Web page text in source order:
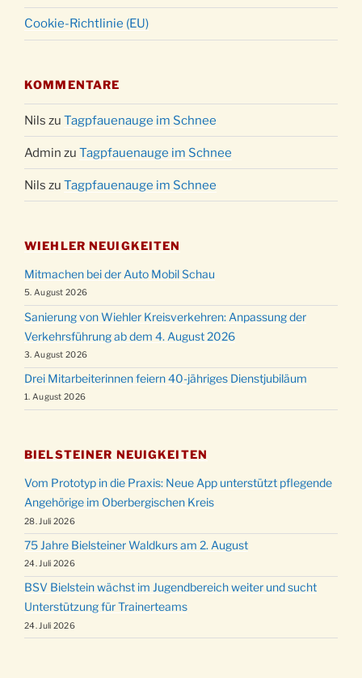
Cookie-Richtlinie (EU)
KOMMENTARE
Nils zu Tagpfauenauge im Schnee
Admin zu Tagpfauenauge im Schnee
Nils zu Tagpfauenauge im Schnee
WIEHLER NEUIGKEITEN
Mitmachen bei der Auto Mobil Schau
5. August 2026
Sanierung von Wiehler Kreisverkehren: Anpassung der
Verkehrsführung ab dem 4. August 2026
3. August 2026
Drei Mitarbeiterinnen feiern 40-jähriges Dienstjubiläum
1. August 2026
BIELSTEINER NEUIGKEITEN
Vom Prototyp in die Praxis: Neue App unterstützt pflegende
Angehörige im Oberbergischen Kreis
28. Juli 2026
75 Jahre Bielsteiner Waldkurs am 2. August
24. Juli 2026
BSV Bielstein wächst im Jugendbereich weiter und sucht
Unterstützung für Trainerteams
24. Juli 2026